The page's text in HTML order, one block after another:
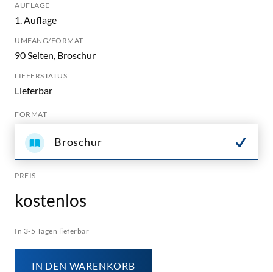
AUFLAGE
1. Auflage
UMFANG/FORMAT
90 Seiten, Broschur
LIEFERSTATUS
Lieferbar
FORMAT
Broschur
PREIS
kostenlos
In 3-5 Tagen lieferbar
IN DEN WARENKORB